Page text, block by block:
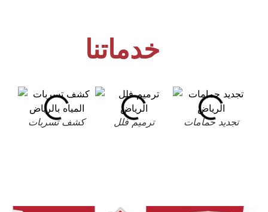
خدماتنا
كشف تسربات ترميم فلل تجديد حمامات